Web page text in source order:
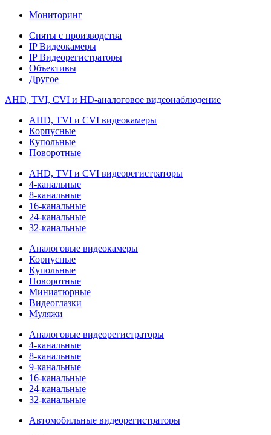
Мониторинг
Сняты с производства
IP Видеокамеры
IP Видеорегистраторы
Объективы
Другое
AHD, TVI, CVI и HD-аналоговое видеонаблюдение
AHD, TVI и CVI видеокамеры
Корпусные
Купольные
Поворотные
AHD, TVI и CVI видеорегистраторы
4-канальные
8-канальные
16-канальные
24-канальные
32-канальные
Аналоговые видеокамеры
Корпусные
Купольные
Поворотные
Миниатюрные
Видеоглазки
Муляжи
Аналоговые видеорегистраторы
4-канальные
8-канальные
9-канальные
16-канальные
24-канальные
32-канальные
Автомобильные видеорегистраторы